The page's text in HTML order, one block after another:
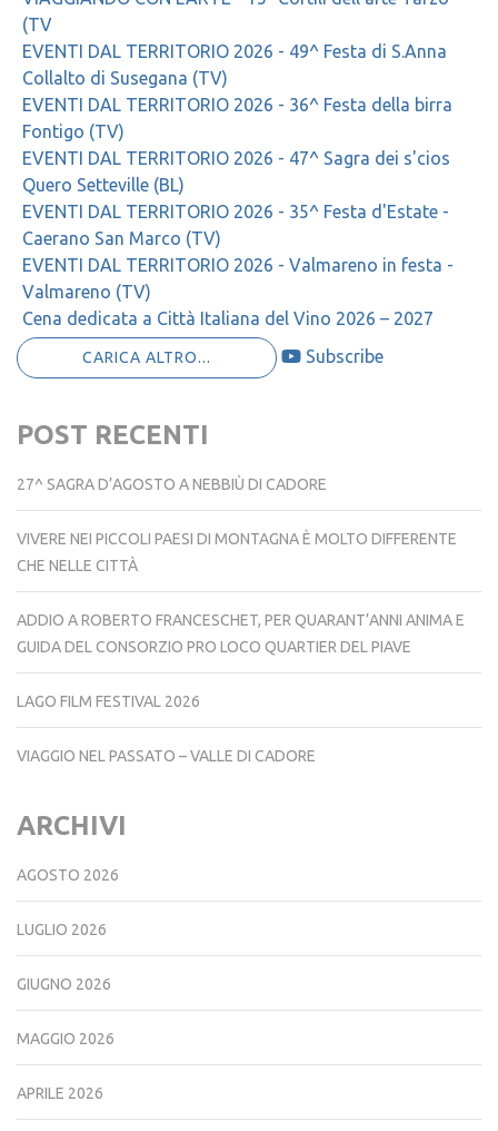
VIAGGIANDO CON L'ARTE - 15° Cortili dell'arte Tarzo
(TV
EVENTI DAL TERRITORIO 2026 - 49^ Festa di S.Anna
Collalto di Susegana (TV)
EVENTI DAL TERRITORIO 2026 - 36^ Festa della birra
Fontigo (TV)
EVENTI DAL TERRITORIO 2026 - 47^ Sagra dei s'cios
Quero Setteville (BL)
EVENTI DAL TERRITORIO 2026 - 35^ Festa d'Estate -
Caerano San Marco (TV)
EVENTI DAL TERRITORIO 2026 - Valmareno in festa -
Valmareno (TV)
Cena dedicata a Città Italiana del Vino 2026 – 2027
CARICA ALTRO...
27^ SAGRA D’AGOSTO A NEBBIÙ DI CADORE
VIVERE NEI PICCOLI PAESI DI MONTAGNA È MOLTO DIFFERENTE
CHE NELLE CITTÀ
ADDIO A ROBERTO FRANCESCHET, PER QUARANT’ANNI ANIMA E
GUIDA DEL CONSORZIO PRO LOCO QUARTIER DEL PIAVE
LAGO FILM FESTIVAL 2026
AGOSTO 2026
LUGLIO 2026
GIUGNO 2026
MAGGIO 2026
APRILE 2026